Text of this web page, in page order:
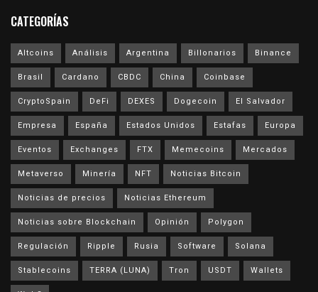
CATEGORÍAS
Altcoins Análisis Argentina Billonarios
Binance
Brasil
Cardano CBDC China
Coinbase
CryptoSpain
DeFi DEXES Dogecoin
El Salvador
Empresa
España Estados Unidos Estafas
Europa
Eventos
Exchanges FTX Memecoins
Mercados
Metaverso
Minería NFT
Noticias Bitcoin
Noticias de precios
Noticias Ethereum
Noticias sobre Blockchain
Opinión
Polygon
Regulación
Ripple Rusia Software
Solana
Stablecoins
TERRA (LUNA) Tron USDT
Wallets